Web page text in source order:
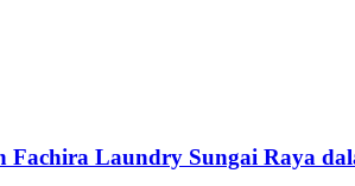
Laundry Sungai Raya